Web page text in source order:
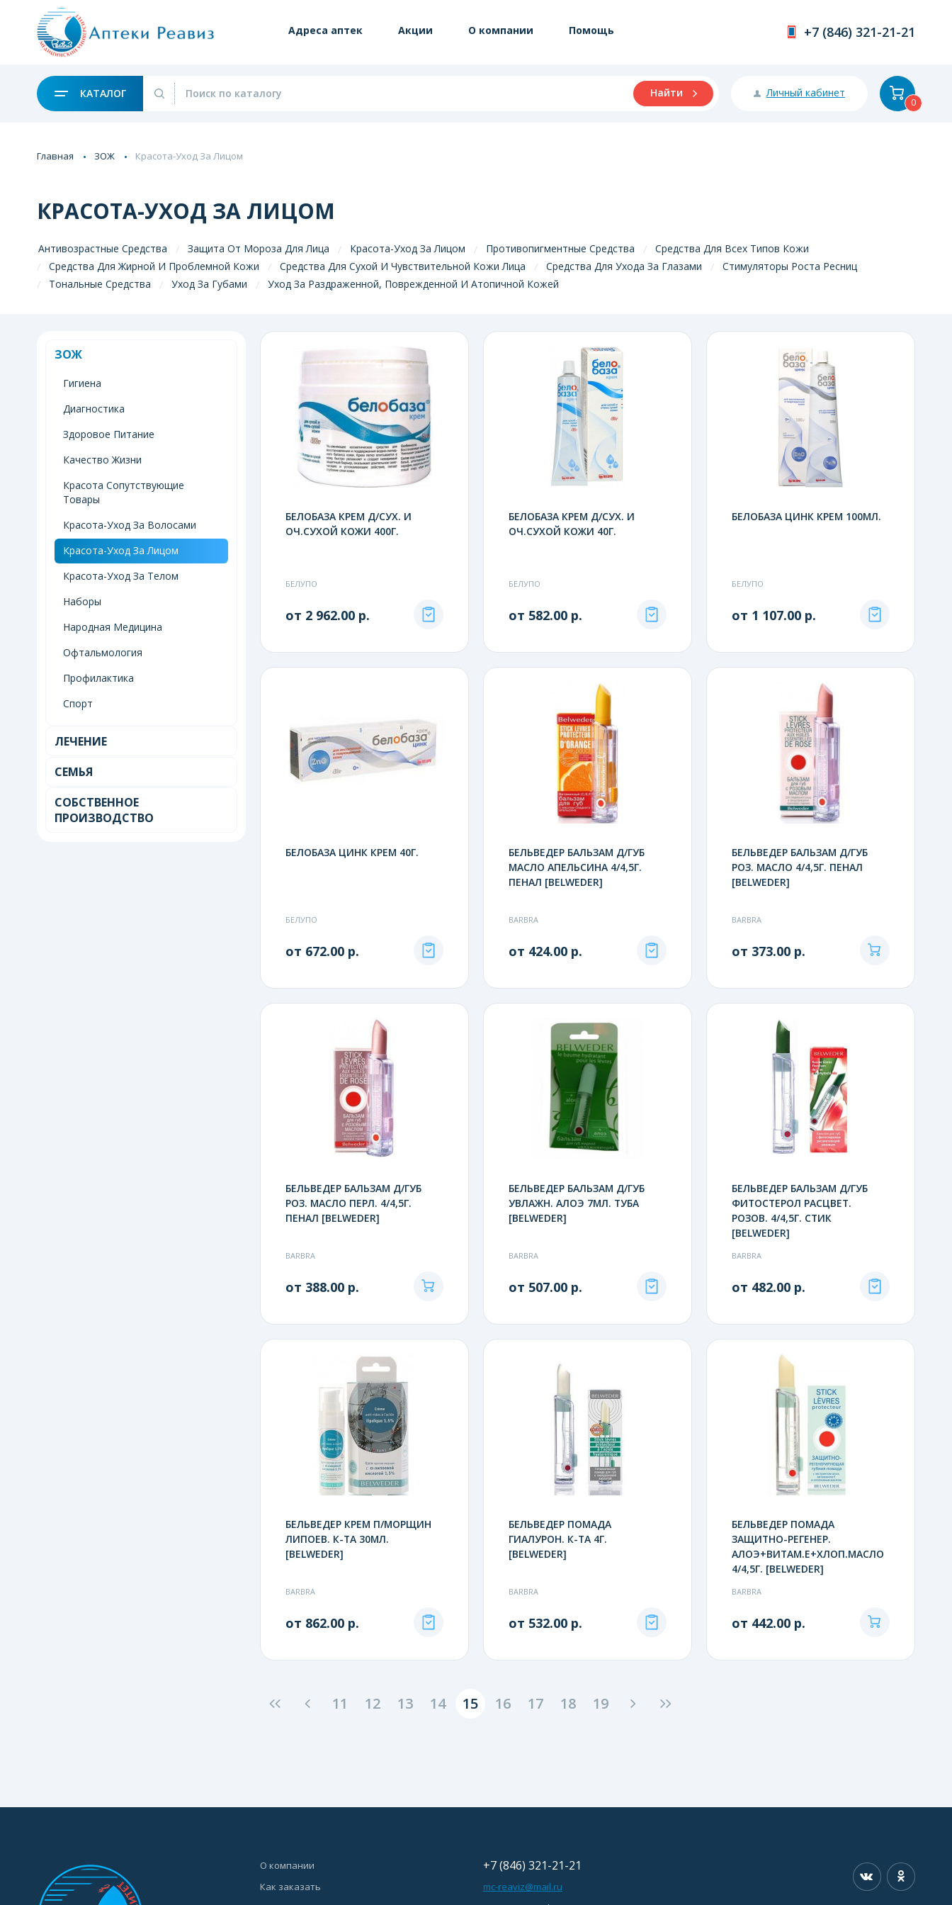
Адреса аптек Акции О компании Помощь +7 (846) 321-21-21
КАТАЛОГ Найти Личный кабинет
0
Главная ЗОЖ Красота-Уход За Лицом
КРАСОТА-УХОД ЗА ЛИЦОМ
Антивозрастные Средства Защита От Мороза Для Лица Красота-Уход За Лицом Противопигментные Средства
Средства Для Всех Типов Кожи
Средства Для Жирной И Проблемной Кожи
Средства Для Сухой И Чувствительной Кожи Лица Средства Для Ухода За Глазами
Стимуляторы Роста Ресниц
Тональные Средства
Уход За Губами Уход За Раздраженной, Поврежденной И Атопичной Кожей
ЗОЖ
Гигиена
Диагностика
Здоровое Питание
Качество Жизни
Красота Сопутствующие
Товары
Красота-Уход За Волосами
Красота-Уход За Лицом
Красота-Уход За Телом
Наборы
Народная Медицина
Офтальмология
Профилактика
Спорт
ЛЕЧЕНИЕ
СЕМЬЯ
СОБСТВЕННОЕ
ПРОИЗВОДСТВО
БЕЛОБАЗА КРЕМ Д/СУХ. И
ОЧ.СУХОЙ КОЖИ 400Г.
БЕЛУПО
от 2 962.00 р.
БЕЛОБАЗА КРЕМ Д/СУХ. И
ОЧ.СУХОЙ КОЖИ 40Г.
БЕЛУПО
от 582.00 р.
БЕЛОБАЗА ЦИНК КРЕМ 100МЛ.
БЕЛУПО
от 1 107.00 р.
БЕЛОБАЗА ЦИНК КРЕМ 40Г.
БЕЛУПО
от 672.00 р.
БЕЛЬВЕДЕР БАЛЬЗАМ Д/ГУБ
МАСЛО АПЕЛЬСИНА 4/4,5Г.
ПЕНАЛ [BELWEDER]
BARBRA
от 424.00 р.
БЕЛЬВЕДЕР БАЛЬЗАМ Д/ГУБ
РОЗ. МАСЛО 4/4,5Г. ПЕНАЛ
[BELWEDER]
BARBRA
от 373.00 р.
БЕЛЬВЕДЕР БАЛЬЗАМ Д/ГУБ
РОЗ. МАСЛО ПЕРЛ. 4/4,5Г.
ПЕНАЛ [BELWEDER]
BARBRA
от 388.00 р.
БЕЛЬВЕДЕР БАЛЬЗАМ Д/ГУБ
УВЛАЖН. АЛОЭ 7МЛ. ТУБА
[BELWEDER]
BARBRA
от 507.00 р.
БЕЛЬВЕДЕР БАЛЬЗАМ Д/ГУБ
ФИТОСТЕРОЛ РАСЦВЕТ.
РОЗОВ. 4/4,5Г. СТИК
[BELWEDER]
BARBRA
от 482.00 р.
БЕЛЬВЕДЕР КРЕМ П/МОРЩИН
ЛИПОЕВ. К-ТА 30МЛ.
[BELWEDER]
BARBRA
от 862.00 р.
БЕЛЬВЕДЕР ПОМАДА
ГИАЛУРОН. К-ТА 4Г.
[BELWEDER]
BARBRA
от 532.00 р.
БЕЛЬВЕДЕР ПОМАДА
ЗАЩИТНО-РЕГЕНЕР.
АЛОЭ+ВИТАМ.Е+ХЛОП.МАСЛО
4/4,5Г. [BELWEDER]
BARBRA
от 442.00 р.
11 12 13 14 15 16 17 18 19
О компании
Как заказать
+7 (846) 321-21-21
mc-reaviz@mail.ru